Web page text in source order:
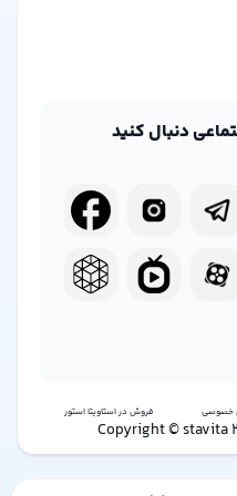
دنبال کنید
خصوصی فروش در استاویتا استور
Copyright © stavita